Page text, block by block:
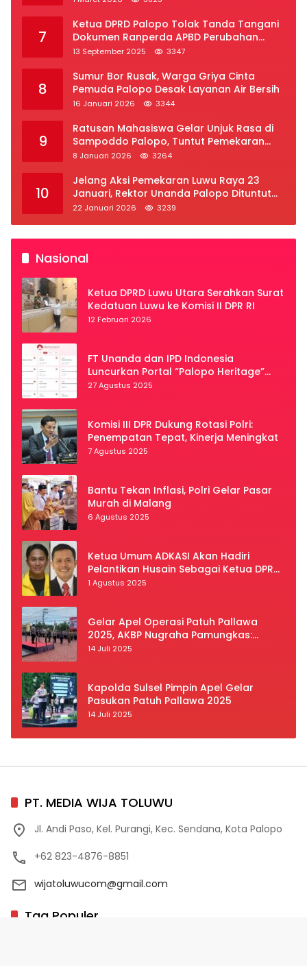
7
Ketua DPRD Palopo Tolak Tanda Tangani
Dokumen Ranperda APBD Perubahan
2025
13 September 2025 3347
8
Sumur Bor Rusak, Warga Griya Cinta
Pemuda Palopo Desak Layanan Air Bersih
16 Januari 2026 3344
9
Ratusan Mahasiswa Gelar Unjuk Rasa di
Sampoddo Palopo, Tuntut Pemekaran
Provinsi Luwu Raya
8 Januari 2026 3264
10
Jelang Aksi Pemekaran Luwu Raya 23
Januari, Rektor Unanda Palopo Dituntut
Liburkan Mahasiswa
22 Januari 2026 3239
Nasional
Ketua DPRD Luwu Utara Serahkan Surat
Kedatuan Luwu ke Komisi II DPR RI
12 Februari 2026
FT Unanda dan IPD Indonesia
Luncurkan Portal “Palopo Heritage”
Secara Virtual
27 Agustus 2025
Komisi III DPR Dukung Rotasi Polri:
Penempatan Tepat, Kinerja Meningkat
7 Agustus 2025
Bantu Tekan Inflasi, Polri Gelar Pasar
Murah di Malang
6 Agustus 2025
Ketua Umum ADKASI Akan Hadiri
Pelantikan Husain Sebagai Ketua DPRD
Luwu Utara
1 Agustus 2025
Gelar Apel Operasi Patuh Pallawa
2025, AKBP Nugraha Pamungkas:
Kedisiplinan dan Keselamatan Jadi
14 Juli 2025
Kapolda Sulsel Pimpin Apel Gelar
Pasukan Patuh Pallawa 2025
14 Juli 2025
PT. MEDIA WIJA TOLUWU
Jl. Andi Paso, Kel. Purangi, Kec. Sendana, Kota Palopo
+62 823-4876-8851
wijatoluwucom@gmail.com
Tag Populer